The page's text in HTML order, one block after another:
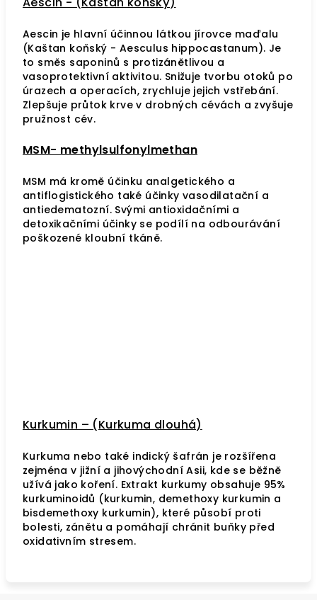
Aescin je hlavní účinnou látkou jírovce maďalu
(Kaštan koňský - Aesculus hippocastanum). Je
to směs saponinů s protizánětlivou a
vasoprotektivní aktivitou. Snižuje tvorbu otoků po
úrazech a operacích, zrychluje jejich vstřebání.
Zlepšuje průtok krve v drobných cévách a zvyšuje
pružnost cév.
MSM- methylsulfonylmethan
MSM má kromě účinku analgetického a
antiflogistického také účinky vasodilatační a
antiedematozní. Svými antioxidačními a
detoxikačními účinky se podílí na odbourávání
poškozené kloubní tkáně.
Kurkumin – (Kurkuma dlouhá)
Kurkuma nebo také indický šafrán je rozšířena
zejména v jižní a jihovýchodní Asii, kde se běžně
užívá jako koření. Extrakt kurkumy obsahuje 95%
kurkuminoidů (kurkumin, demethoxy kurkumin a
bisdemethoxy kurkumin), které působí proti
bolesti, zánětu a pomáhají chránit buňky před
oxidativním stresem.